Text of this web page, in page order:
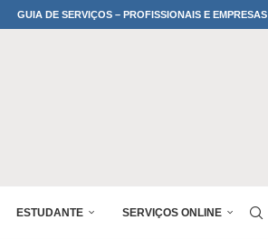
GUIA DE SERVIÇOS – PROFISSIONAIS E EMPRESAS
ESTUDANTE SERVIÇOS ONLINE